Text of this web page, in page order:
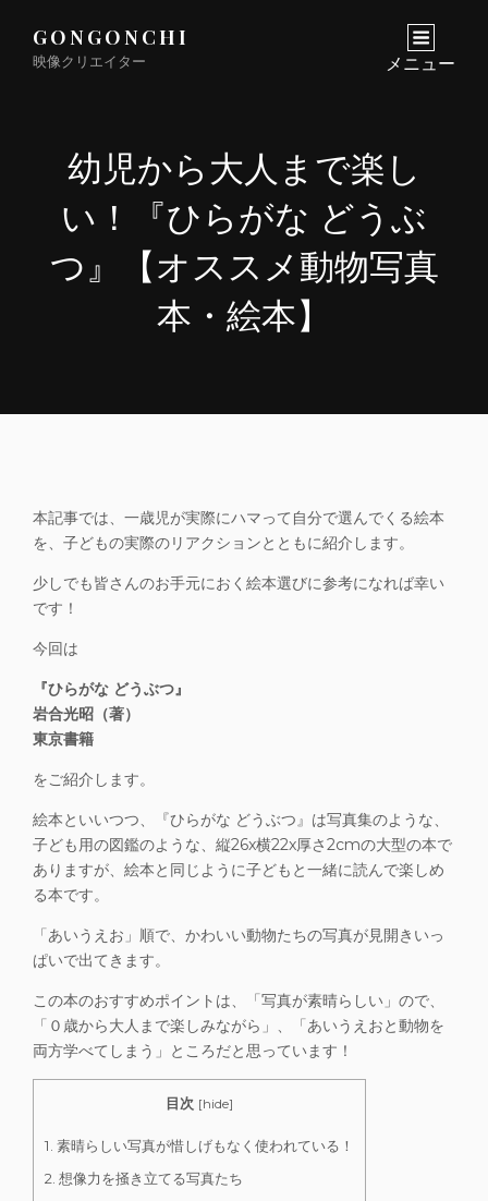
GONGONCHI
映像クリエイター メニュー
幼児から大人まで楽し
い！『ひらがな どうぶ
つ』【オススメ動物写真
本・絵本】
本記事では、一歳児が実際にハマって自分で選んでくる絵本
を、子どもの実際のリアクションとともに紹介します。
少しでも皆さんのお手元におく絵本選びに参考になれば幸い
です！
今回は
『ひらがな どうぶつ』
岩合光昭（著）
東京書籍
をご紹介します。
絵本といいつつ、『ひらがな どうぶつ』は写真集のような、
子ども用の図鑑のような、縦26x横22x厚さ2cmの大型の本で
ありますが、 絵本と同じように子どもと一緒に読んで楽しめ
る本です。
「あいうえお」順で、かわいい動物たちの写真が見開きいっ
ぱいで出てきます。
この本のおすすめポイントは、 「写真が素晴らしい」 ので、
「０歳から大人まで楽しみながら」 、
「あいうえおと動物を
両方学べてしまう」 ところだと思っています！
目次 [hide]
1. 素晴らしい写真が惜しげもなく使われている！
2. 想像力を掻き立てる写真たち